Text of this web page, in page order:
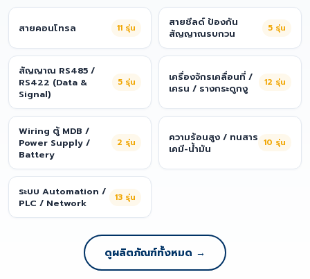
สายคอนโทรล 11 รุ่น
สายชีลด์ ป้องกัน
สัญญาณรบกวน
5 รุ่น
สัญญาณ RS485 /
RS422 (Data &
Signal)
5 รุ่น
เครื่องจักรเคลื่อนที่ /
เครน / รางกระดูกงู
12 รุ่น
Wiring ตู้ MDB /
Power Supply /
Battery
2 รุ่น
ความร้อนสูง / ทนสาร
เคมี-น้ำมัน
10 รุ่น
ระบบ Automation /
PLC / Network
13 รุ่น
ดูผลิตภัณฑ์ทั้งหมด →